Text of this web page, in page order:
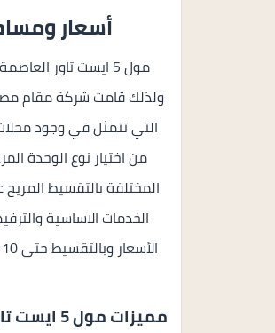
أسعار
مول 5 ايست تاور
ولذلك قامت شركة مقام مصر
التي تتمثل في وجود
من اختيار نوع الوحدة
المختلفة بالتقسيط
الخدمات الاساسية
مميزات مول 5 ايست تاور مقام مصر